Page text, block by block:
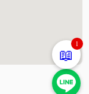
📖
1